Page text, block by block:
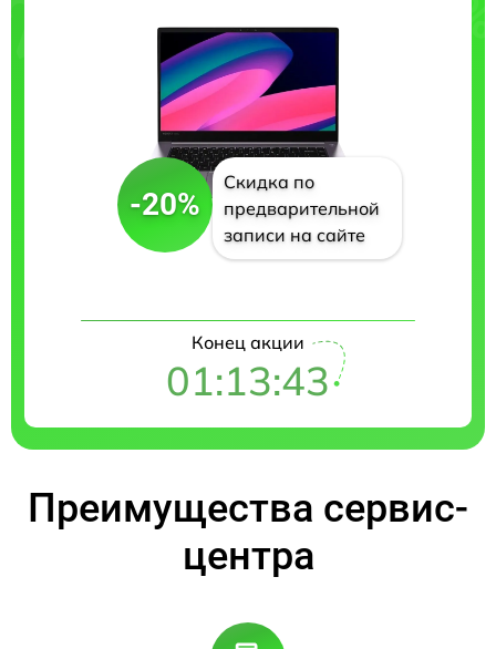
-20%
Скидка по
предварительной
записи на сайте
Конец акции
01:13:42
Преимущества сервис-
центра